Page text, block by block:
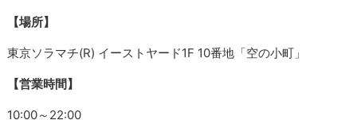
【場所】
東京ソラマチ(R) イーストヤード1F 10番地「空の小町」
【営業時間】
10:00～22:00